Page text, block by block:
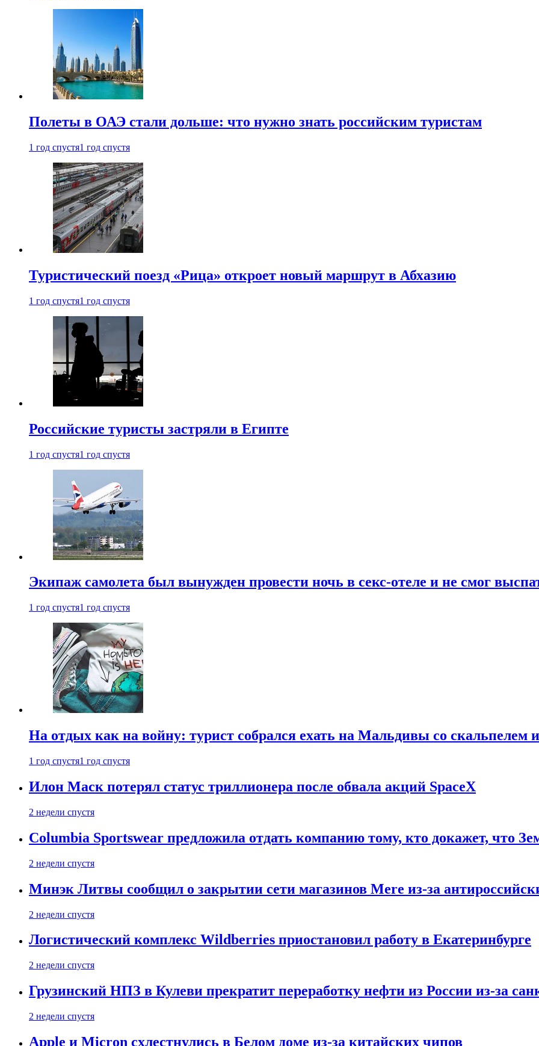
Полеты в ОАЭ стали дольше: что нужно знать российским туристам
1 год спустя1 год спустя
Туристический поезд «Рица» откроет новый маршрут в Абхазию
1 год спустя1 год спустя
Российские туристы застряли в Египте
1 год спустя1 год спустя
Экипаж самолета был вынужден провести ночь в секс-отеле и не смог
1 год спустя1 год спустя
На отдых как на войну: турист собрался ехать на Мальдивы со скальпелем
1 год спустя1 год спустя
Илон Маск потерял статус триллионера после обвала акций SpaceX
2 недели спустя
Columbia Sportswear предложила отдать компанию тому, кто докажет, что
2 недели спустя
Минэк Литвы сообщил о закрытии сети магазинов Mere из-за
2 недели спустя
Логистический комплекс Wildberries приостановил работу в Екатеринбурге
2 недели спустя
Грузинский НПЗ в Кулеви прекратит переработку нефти из России из-за
2 недели спустя
Apple и Micron схлестнулись в Белом доме из-за китайских чипов